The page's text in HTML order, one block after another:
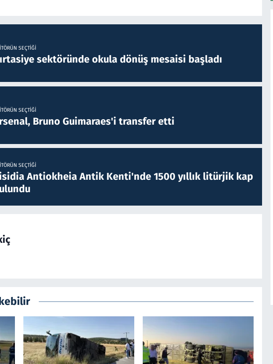
SEÇTIĞI
sektöründe okula dönüş mesaisi başladı
SEÇTIĞI
Bruno Guimaraes'i transfer etti
SEÇTIĞI
Antiokheia Antik Kenti'nde 1500 yıllık litürjik kap